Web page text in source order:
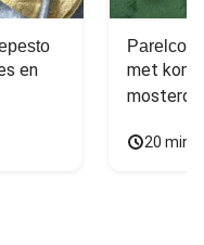
en
met
20